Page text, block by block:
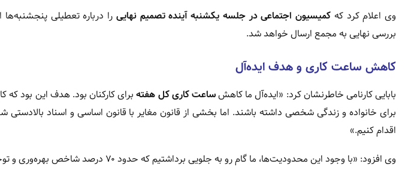
وی اعلام کرد که کمیسیون اجتماعی در جلسه یکشنبه آینده تصمیم نهایی را درباره تعطیلی
بررسی نهایی به مجمع ارسال خواهد شد.
کاهش ساعت کاری و هدف ایده‌آل
بابایی کارنامی خاطرنشان کرد: «ایده‌آل ما کاهشساعت کاری کل هفتهبرای کارکنان بود. هدف این بود که
برای خانواده و زندگی شخصی داشته باشند. اما بخشی از قانون مغایر با قانون اساسی و اسناد
اقدام کنیم.»
وی افزود: «با وجود این محدودیت‌ها، ما گام رو به جلویی برداشتیم که حدود ۷۰ درصد شاخص بهره‌وری و توجه به کارکنان دولت را شامل می‌شود.»